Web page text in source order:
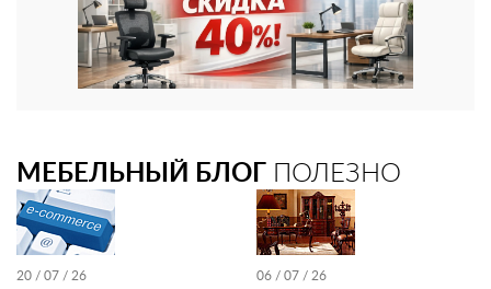
МЕБЕЛЬНЫЙ БЛОГ ПОЛЕЗНО
20 / 07 / 26 06 / 07 / 26